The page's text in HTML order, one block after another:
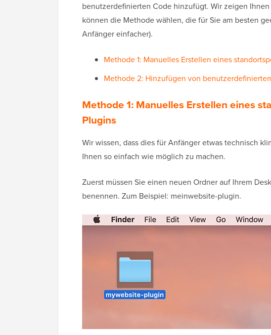
benutzerdefinierten Code hinzufügt. Wir zeigen
können die Methode wählen, die für Sie am besten
Anfänger einfacher).
Methode 1: Manuelles Erstellen eines
Methode 2: Hinzufügen von
Methode 1: Manuelles Erstellen eines
Plugins
Wir wissen, dass dies für Anfänger etwas technisch
Ihnen so einfach wie möglich zu machen.
Zuerst müssen Sie einen neuen Ordner auf Ihrem
benennen. Zum Beispiel: meinwebsite-plugin.